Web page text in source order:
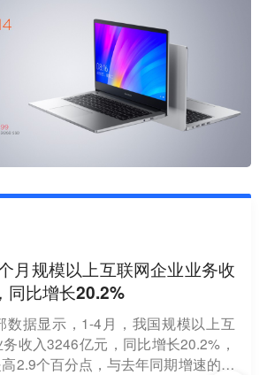
月规模以上互联网企业业务收
同比增长20.2%
数据显示，1-4月，我国规模以上互
收入3246亿元，同比增长20.2%，
2.9个百分点，与去年同期增速的差